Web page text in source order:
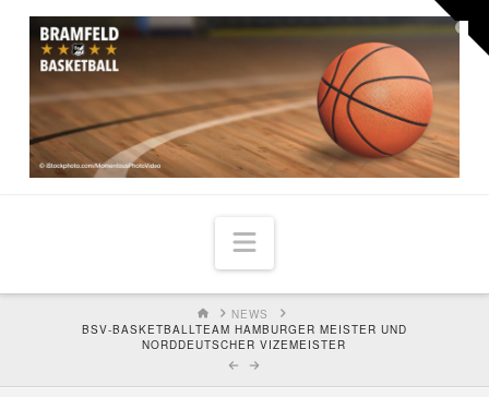
Navigation
HOMENEWS
BSV-BASKETBALLTEAM HAMBURGER MEISTER UND
NORDDEUTSCHER VIZEMEISTER
the